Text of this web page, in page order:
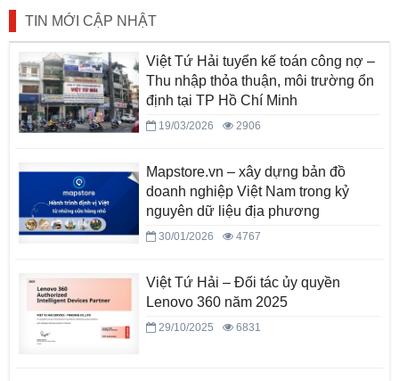
TIN MỚI CẬP NHẬT
Việt Tứ Hải tuyển kế toán công nợ –
Thu nhập thỏa thuận, môi trường ổn
định tại TP Hồ Chí Minh
19/03/2026 2906
Mapstore.vn – xây dựng bản đồ
doanh nghiệp Việt Nam trong kỷ
nguyên dữ liệu địa phương
30/01/2026 4767
Việt Tứ Hải – Đối tác ủy quyền
Lenovo 360 năm 2025
29/10/2025 6831